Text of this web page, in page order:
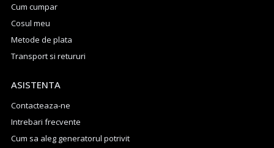
Cum cumpar
Cosul meu
Metode de plata
Transport si retururi
ASISTENTA
Contacteaza-ne
Intrebari frecvente
Cum sa aleg generatorul potrivit